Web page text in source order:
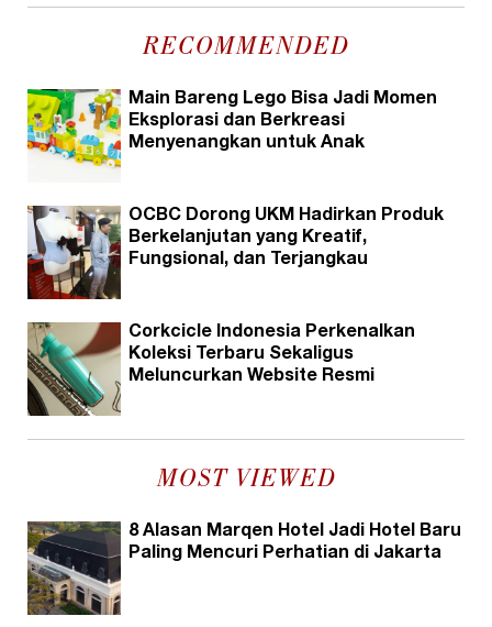
RECOMMENDED
Main Bareng Lego Bisa Jadi Momen
Eksplorasi dan Berkreasi
Menyenangkan untuk Anak
OCBC Dorong UKM Hadirkan Produk
Berkelanjutan yang Kreatif,
Fungsional, dan Terjangkau
Corkcicle Indonesia Perkenalkan
Koleksi Terbaru Sekaligus
Meluncurkan Website Resmi
MOST VIEWED
8 Alasan Marqen Hotel Jadi Hotel Baru
Paling Mencuri Perhatian di Jakarta